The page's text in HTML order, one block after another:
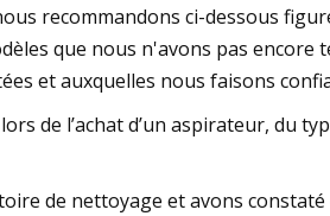
recommandons ci-dessous
que nous n'avons pas encore
et auxquelles nous faisons
de l’achat d’un aspirateur, du
de nettoyage et avons